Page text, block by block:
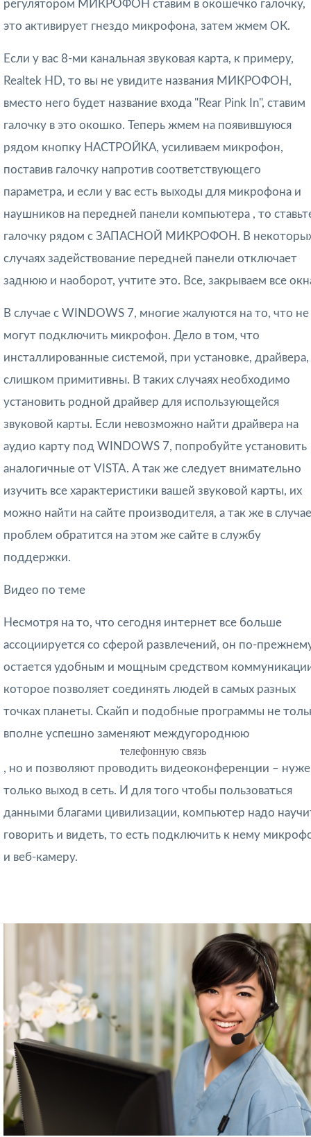
регулятором МИКРОФОН ставим в окошечко галочку,
это активирует гнездо микрофона, затем жмем ОК.
Если у вас 8-ми канальная звуковая карта, к примеру,
Realtek HD, то вы не увидите названия МИКРОФОН,
вместо него будет название входа "Rear Pink In", ставим
галочку в это окошко. Теперь жмем на появившуюся
рядом кнопку НАСТРОЙКА, усиливаем микрофон,
поставив галочку напротив соответствующего
параметра, и если у вас есть выходы для микрофона и
наушников на передней панели компьютера , то
галочку рядом с ЗАПАСНОЙ МИКРОФОН. В
случаях задействование передней панели отключает
заднюю и наоборот, учтите это. Все, закрываем все
В случае с WINDOWS 7, многие жалуются на то, что не
могут подключить микрофон. Дело в том, что
инсталлированные системой, при установке, драйвера,
слишком примитивны. В таких случаях необходимо
установить родной драйвер для использующейся
звуковой карты. Если невозможно найти драйвера на
аудио карту под WINDOWS 7, попробуйте установить
аналогичные от VISTA. А так же следует внимательно
изучить все характеристики вашей звуковой карты, их
можно найти на сайте производителя, а так же в случае
проблем обратится на этом же сайте в службу
поддержки.
Видео по теме
Несмотря на то, что сегодня интернет все больше
ассоциируется со сферой развлечений, он по-
остается удобным и мощным средством
которое позволяет соединять людей в самых разных
точках планеты. Скайп и подобные программы не
вполне успешно заменяют междугороднюю
телефонную связь
, но и позволяют проводить видеоконференции –
только выход в сеть. И для того чтобы пользоваться
данными благами цивилизации, компьютер надо
говорить и видеть, то есть подключить к нему
и веб-камеру.